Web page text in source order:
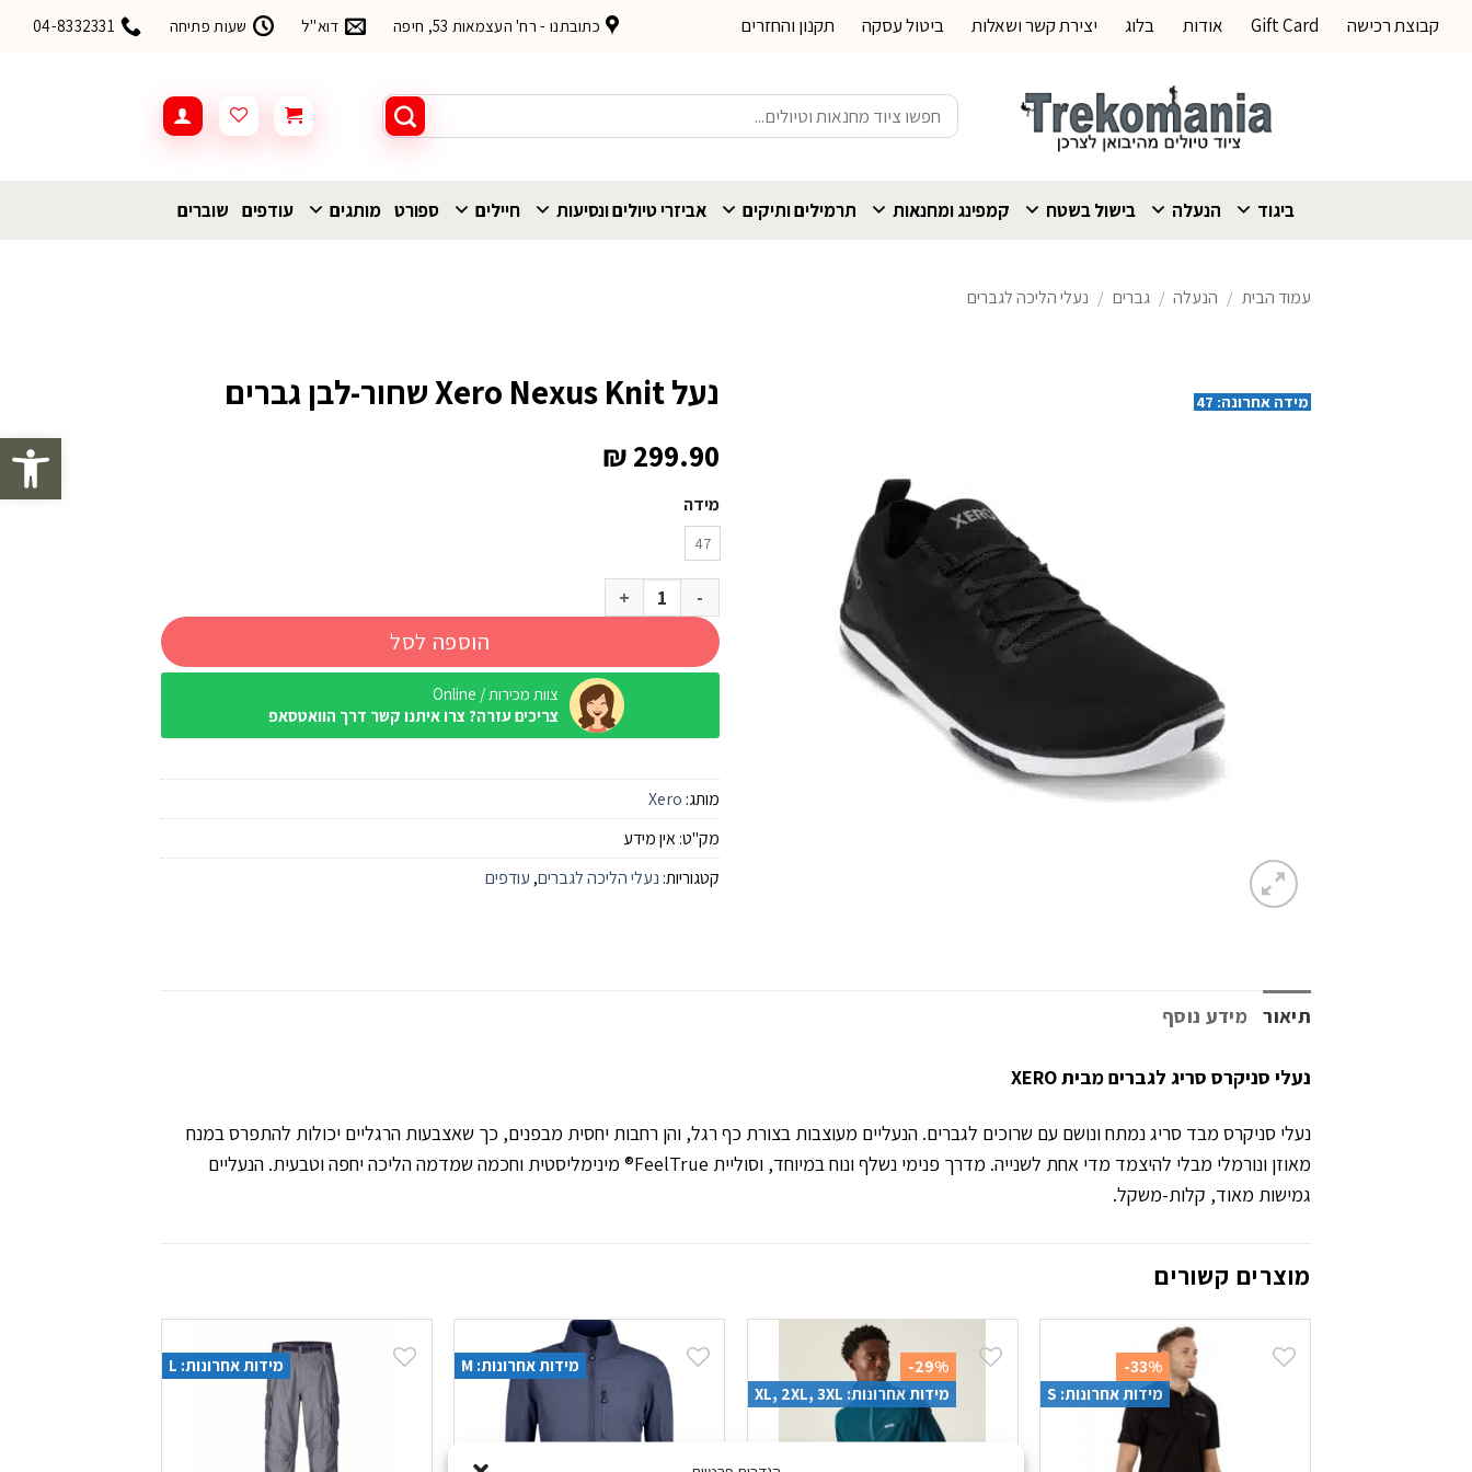
פתח
קבוצת רכישה Gift Card אודות בלוג יצירת קשר ושאלות ביטול עסקה תקנון והחזרים כתובתנו - רח' העצמאות 53, חיפה דוא"ל שעות פתיחה 04-8332331
חיפוש
עבור:
ביגוד הנעלה בישול בשטח קמפינג ומחנאות תרמילים ותיקים אביזרי טיולים ונסיעות חיילים ספורט מותגים עודפים שוברים
עמוד הבית / הנעלה / גברים / נעלי הליכה לגברים
מידה אחרונה: 47 נעל Xero Nexus Knit שחור-לבן גברים
₪299.90
מידה
47
כמות של נעל Xero Nexus Knit שחור-לבן גברים
הוספה לסל
צוות מכירות / Online
צריכים עזרה? צרו איתנו קשר דרך הוואטסאפ
מותג: Xero
מק"ט:אין מידע
קטגוריות: נעלי הליכה לגברים, עודפים
תיאור מידע נוסף
נעלי סניקרס סריג לגברים מביתXERO
נעלי סניקרס מבד סריג נמתח ונושם עם שרוכים לגברים. הנעליים מעוצבות בצורת כף רגל, והן רחבות יחסית מבפנים, כך שאצבעות הרגליים יכולות להתפרס במנח
מאוזן ונורמלי מבלי להיצמד מדי אחת לשנייה. מדרך פנימי נשלף ונוח במיוחד, וסוליית FeelTrue® מינימליסטית וחכמה שמדמה הליכה יחפה וטבעית. הנעליים
גמישות מאוד, קלות-משקל.
מוצרים קשורים
-33%
מידות אחרונות: S
-29%
מידות אחרונות: XL, 2XL, 3XL
מידות אחרונות: M מידות אחרונות: L